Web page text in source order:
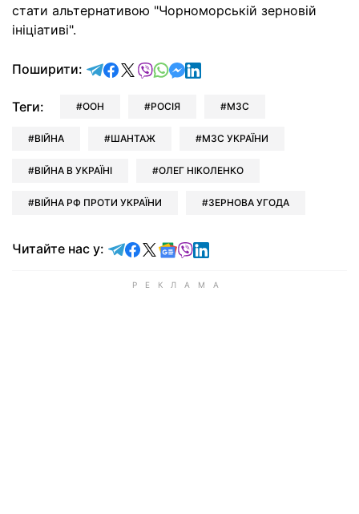
стати альтернативою "Чорноморській зерновій
ініціативі".
Поширити: відправити у Telegram
поділитись у Facebook
поділитись у X
відправити у Viber
відправити у Whatsapp
відправити у Messenger
відправити у LinkedIn
Теги: ООН РОСІЯ МЗС
ВІЙНА ШАНТАЖ МЗС УКРАЇНИ
ВІЙНА В УКРАЇНІ ОЛЕГ НІКОЛЕНКО
ВІЙНА РФ ПРОТИ УКРАЇНИ ЗЕРНОВА УГОДА
Читайте нас у: Читайте у Telegram
Читайте у Facebook
Читайте у X
Читайте у Google news
Читайте у Viber
Читайте у LinkedIn